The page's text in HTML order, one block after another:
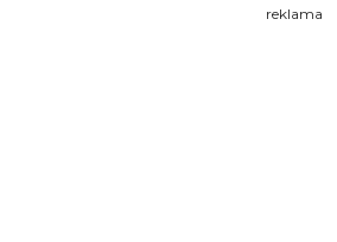
reklama
na Publiku